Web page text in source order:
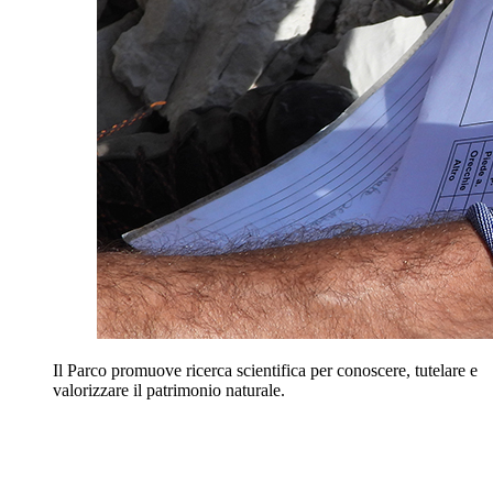
Il Parco promuove ricerca scientifica per conoscere, tutelare e
valorizzare il patrimonio naturale.